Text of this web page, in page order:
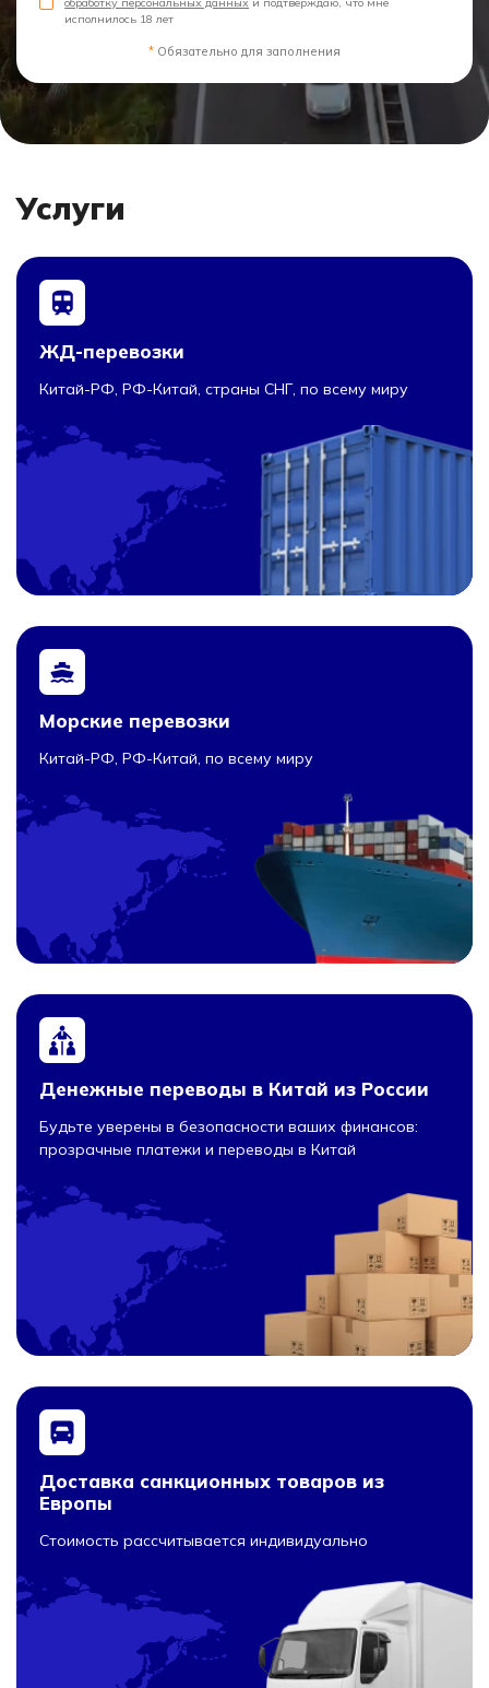
исполнилось 18 лет
* Обязательно для заполнения
Услуги
ЖД-перевозки
Китай-РФ, РФ-Китай, страны СНГ, по всему миру
Морские перевозки
Китай-РФ, РФ-Китай, по всему миру
Денежные переводы в Китай из России
Будьте уверены в безопасности ваших финансов:
прозрачные платежи и переводы в Китай
Доставка санкционных товаров из
Европы
Стоимость рассчитывается индивидуально